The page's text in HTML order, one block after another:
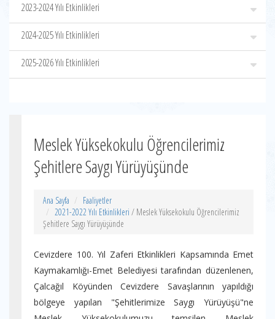
2023-2024 Yılı Etkinlikleri
2024-2025 Yılı Etkinlikleri
2025-2026 Yılı Etkinlikleri
Meslek Yüksekokulu Öğrencilerimiz
Şehitlere Saygı Yürüyüşünde
Ana Sayfa
Faaliyetler
2021-2022 Yılı Etkinlikleri / Meslek Yüksekokulu Öğrencilerimiz
Şehitlere Saygı Yürüyüşünde
Cevizdere 100. Yıl Zaferi Etkinlikleri Kapsamında Emet
Kaymakamlığı-Emet Belediyesi tarafından düzenlenen,
Çalcağıl Köyünden Cevizdere Savaşlarının yapıldığı
bölgeye yapılan "Şehitlerimize Saygı Yürüyüşü"ne